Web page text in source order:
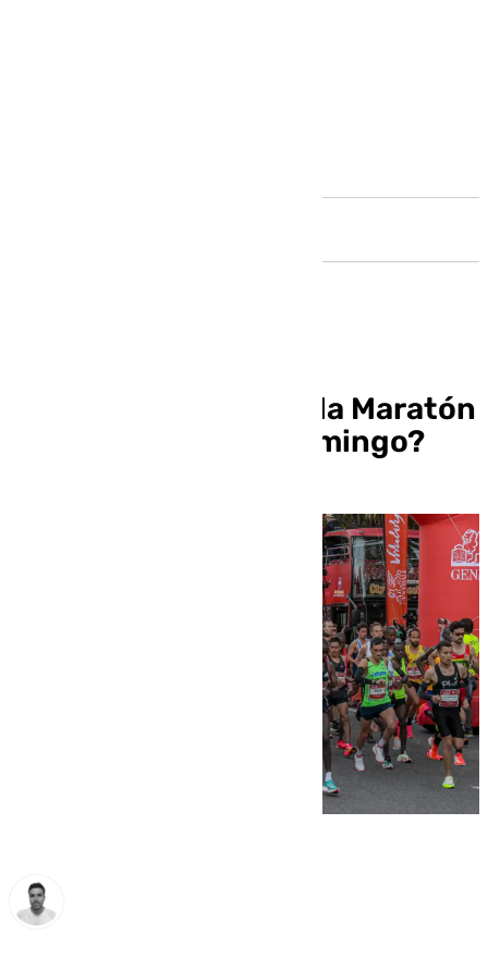
¿Qué tiempo hará en la Maratón
de Málaga de este domingo?